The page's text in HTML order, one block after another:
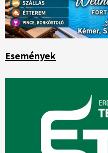
Események